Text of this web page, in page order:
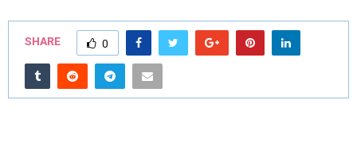
I
C
E
B
N
T
N
K
SHARE 0